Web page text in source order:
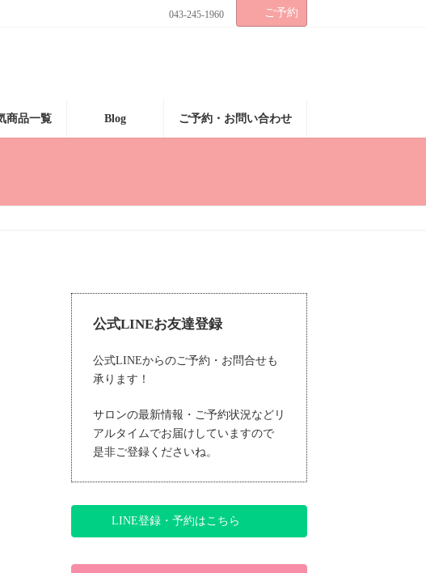
043-245-1960 ご予約
商品一覧 Blog ご予約・お問い合わせ
公式LINEお友達登録
公式LINEからのご予約・お問合せも
承ります！
サロンの最新情報・ご予約状況などリ
アルタイムでお届けしていますので
是非ご登録くださいね。
LINE登録・予約はこちら